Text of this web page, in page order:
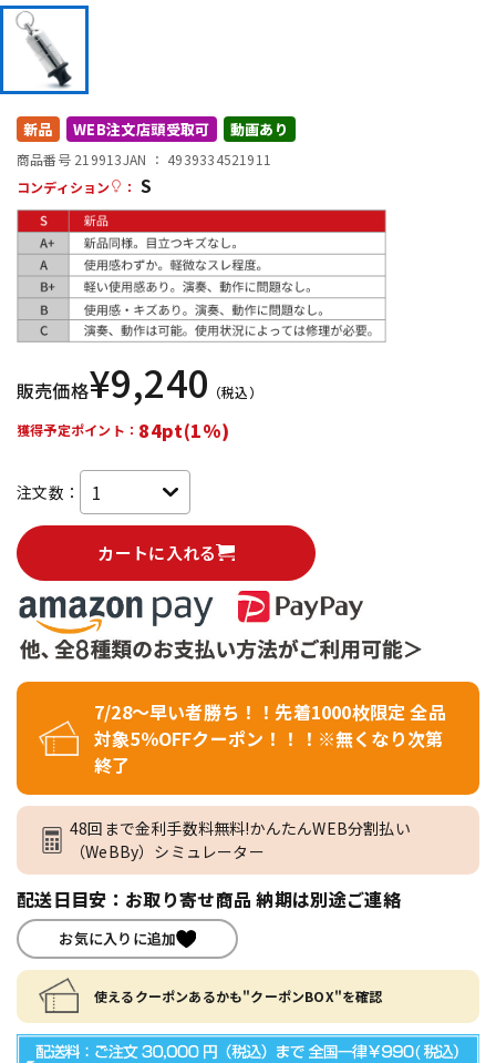
配信/ライブ機器
中古 ヴィンテージ
新品 WEB注文店頭受取可 動画あり
商品番号 219913JAN ： 4939334521911
コンディション
： S
販売価格¥9,240 （税込）
獲得予定ポイント： 84pt(1%)
注文数：
カートに入れる
7/28～早い者勝ち！！先着1000枚限定 全品
対象5％OFFクーポン！！！※無くなり次第
終了
48回まで金利手数料無料!かんたんWEB分割払い
（WeBBy）シミュレーター
配送日目安：お取り寄せ商品 納期は別途ご連絡
お気に入りに追加
使えるクーポンあるかも"クーポンBOX"を確認